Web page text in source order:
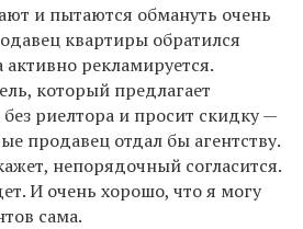
и пытаются обмануть очень
квартиры обратился
активно рекламируется.
который предлагает
риелтора и просит скидку —
продавец отдал бы агентству.
непорядочный согласится.
И очень хорошо, что я могу
сама.